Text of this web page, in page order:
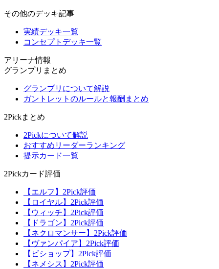
その他のデッキ記事
実績デッキ一覧
コンセプトデッキ一覧
アリーナ情報
グランプリまとめ
グランプリについて解説
ガントレットのルールと報酬まとめ
2Pickまとめ
2Pickについて解説
おすすめリーダーランキング
提示カード一覧
2Pickカード評価
【エルフ】2Pick評価
【ロイヤル】2Pick評価
【ウィッチ】2Pick評価
【ドラゴン】2Pick評価
【ネクロマンサー】2Pick評価
【ヴァンパイア】2Pick評価
【ビショップ】2Pick評価
【ネメシス】2Pick評価